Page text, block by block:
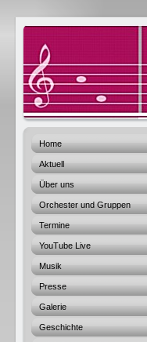
Home
Aktuell
Über uns
Orchester und Gruppen
Termine
YouTube Live
Musik
Presse
Galerie
Geschichte